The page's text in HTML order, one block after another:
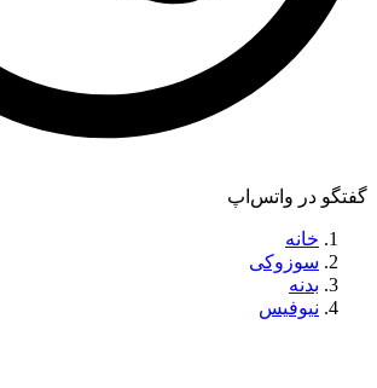
گفتگو در واتس‌اپ
خانه
سوزوکی
بدنه
نیوفیس